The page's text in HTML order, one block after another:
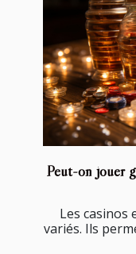
Peut-on jouer
Les casinos
variés. Ils